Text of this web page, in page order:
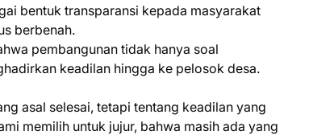
bentuk transparansi kepada masyarakat
berbenah.
pembangunan tidak hanya soal
keadilan hingga ke pelosok desa.
asal selesai, tetapi tentang keadilan yang
memilih untuk jujur, bahwa masih ada yang